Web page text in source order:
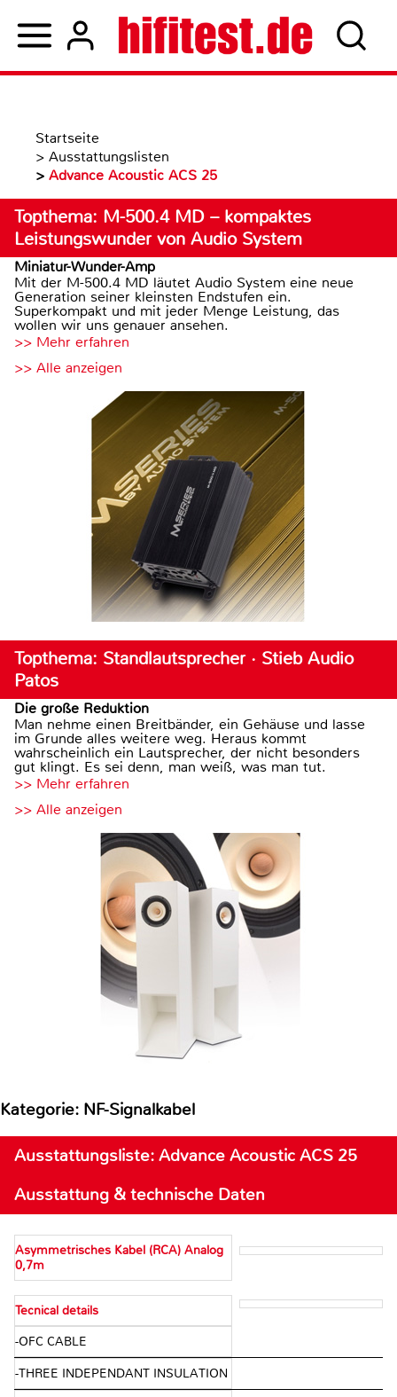
Startseite
> Ausstattungslisten
> Advance Acoustic ACS 25
Topthema: M-500.4 MD – kompaktes
Leistungswunder von Audio System
Miniatur-Wunder-Amp
Mit der M-500.4 MD läutet Audio System eine neue
Generation seiner kleinsten Endstufen ein.
Superkompakt und mit jeder Menge Leistung, das
wollen wir uns genauer ansehen.
>> Mehr erfahren
>> Alle anzeigen
Topthema: Standlautsprecher · Stieb Audio
Patos
Die große Reduktion
Man nehme einen Breitbänder, ein Gehäuse und lasse
im Grunde alles weitere weg. Heraus kommt
wahrscheinlich ein Lautsprecher, der nicht besonders
gut klingt. Es sei denn, man weiß, was man tut.
>> Mehr erfahren
>> Alle anzeigen
Kategorie: NF-Signalkabel
Ausstattungsliste: Advance Acoustic ACS 25
Ausstattung & technische Daten
Asymmetrisches Kabel (RCA) Analog
0,7m
Tecnical details
-OFC CABLE
-THREE INDEPENDANT INSULATION